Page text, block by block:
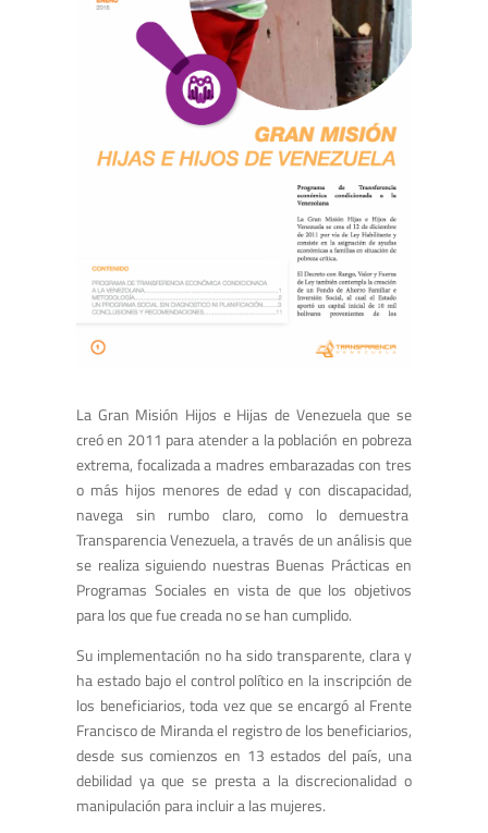
La Gran Misión Hijos e Hijas de Venezuela que se
creó en 2011 para atender a la población en pobreza
extrema, focalizada a madres embarazadas con tres
o más hijos menores de edad y con discapacidad,
navega sin rumbo claro, como lo demuestra
Transparencia Venezuela, a través de un análisis que
se realiza siguiendo nuestras Buenas Prácticas en
Programas Sociales en vista de que los objetivos
para los que fue creada no se han cumplido.
Su implementación no ha sido transparente, clara y
ha estado bajo el control político en la inscripción de
los beneficiarios, toda vez que se encargó al Frente
Francisco de Miranda el registro de los beneficiarios,
desde sus comienzos en 13 estados del país, una
debilidad ya que se presta a la discrecionalidad o
manipulación para incluir a las mujeres.